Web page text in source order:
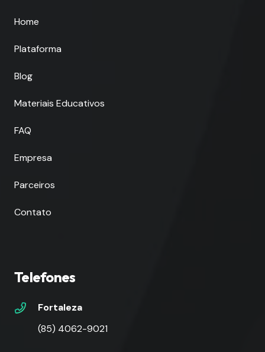
Home
Plataforma
Blog
Materiais Educativos
FAQ
Empresa
Parceiros
Contato
Telefones
Fortaleza
(85) 4062-9021